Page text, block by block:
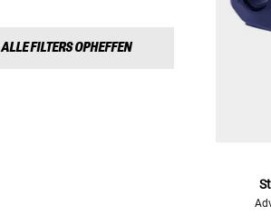
ALLE FILTERS OPHEFFEN